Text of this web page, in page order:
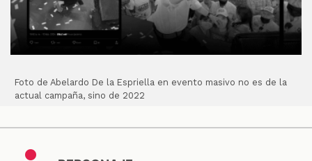
Foto de Abelardo De la Espriella en evento masivo no es de la
actual campaña, sino de 2022